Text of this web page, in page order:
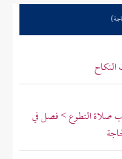
صلاة التطوع > فصل في